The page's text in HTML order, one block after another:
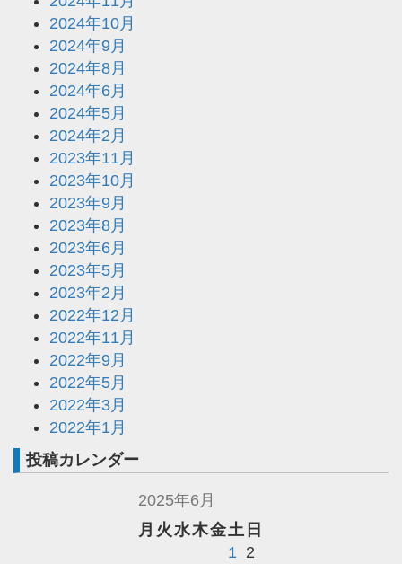
2024年10月
2024年9月
2024年8月
2024年6月
2024年5月
2024年2月
2023年11月
2023年10月
2023年9月
2023年8月
2023年6月
2023年5月
2023年2月
2022年12月
2022年11月
2022年9月
2022年5月
2022年3月
2022年1月
投稿カレンダー
2025年6月
月 火 水木金 土 日
1 2